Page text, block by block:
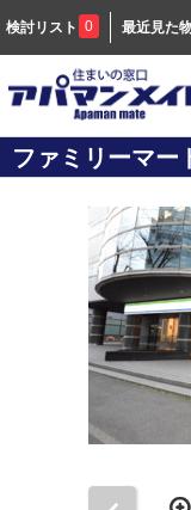
検討リスト 0 最近見た
ファミリーマー